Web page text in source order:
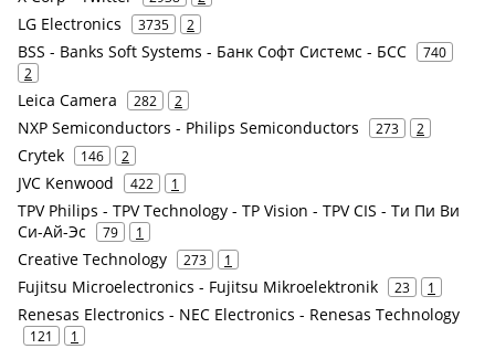
LG Electronics 3735 2
BSS - Banks Soft Systems - Банк Софт Системс - БСС
740
2
Leica Camera 282 2
NXP Semiconductors - Philips Semiconductors 273 2
Crytek 146 2
JVC Kenwood 422 1
TPV Philips - TPV Technology - TP Vision - TPV CIS - Ти Пи Ви
Си-Ай-Эс
79 1
Creative Technology 273 1
Fujitsu Microelectronics - Fujitsu Mikroelektronik 23 1
Renesas Electronics - NEC Electronics - Renesas Technology
121 1